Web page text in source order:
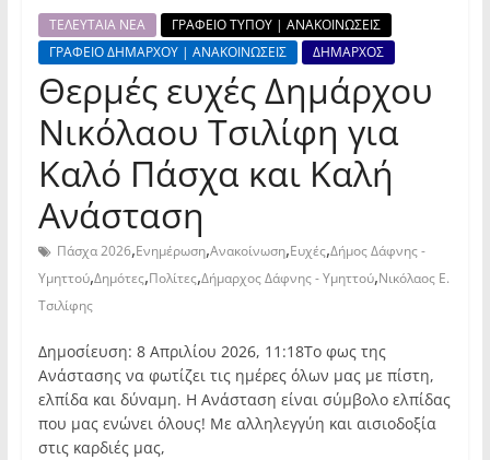
ΤΕΛΕΥΤΑΙΑ ΝΕΑ
ΓΡΑΦΕΙΟ ΤΥΠΟΥ | ΑΝΑΚΟΙΝΩΣΕΙΣ
ΓΡΑΦΕΙΟ ΔΗΜΑΡΧΟΥ | ΑΝΑΚΟΙΝΩΣΕΙΣ
ΔΗΜΑΡΧΟΣ
Θερμές ευχές Δημάρχου
Νικόλαου Τσιλίφη για
Καλό Πάσχα και Καλή
Ανάσταση
Πάσχα 2026,Ενημέρωση,Ανακοίνωση,Ευχές,Δήμος Δάφνης -
Υμηττού,Δημότες,Πολίτες,Δήμαρχος Δάφνης - Υμηττού,Νικόλαος Ε.
Τσιλίφης
Δημοσίευση: 8 Απριλίου 2026, 11:18Το φως της
Ανάστασης να φωτίζει τις ημέρες όλων μας με πίστη,
ελπίδα και δύναμη. Η Ανάσταση είναι σύμβολο ελπίδας
που μας ενώνει όλους! Με αλληλεγγύη και αισιοδοξία
στις καρδιές μας,